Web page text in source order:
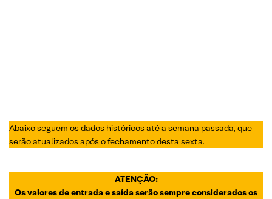
Abaixo seguem os dados históricos até a semana passada, que
serão atualizados após o fechamento desta sexta.
ATENÇÃO:
Os valores de entrada e saída serão sempre considerados os